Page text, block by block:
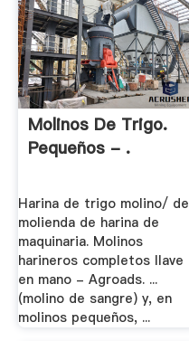
Molinos De Trigo.
Pequeños - .
Harina de trigo molino/ de
molienda de harina de
maquinaria. Molinos
harineros completos llave
en mano - Agroads. ...
(molino de sangre) y, en
molinos pequeños, ...